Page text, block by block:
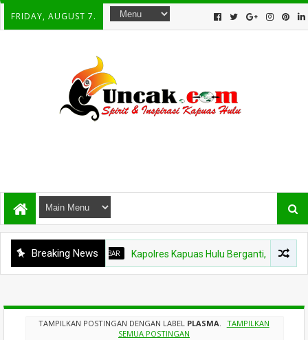
FRIDAY, AUGUST 7.
Breaking News
POLDA KALBAR Kapolres Kapuas Hulu Berganti, Kapolda
TAMPILKAN POSTINGAN DENGAN LABEL PLASMA. TAMPILKAN
SEMUA POSTINGAN